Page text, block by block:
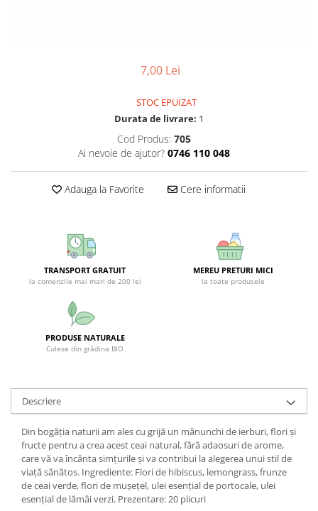
SUPLIMENTE SOMN DEPRESIE
SUPLIMENTE COLESTEROL
SUPLIMENTE RĂCEALĂ- APARAT
RESPIRATOR ANTIVIRAL
SUPLIMENTE ANTIOXIDANȚI-
ANTITUMORAL
SUPLIMENTE URO-GENITAL
ANTIPARAZITARE
SUPLIMENTE STOMAC- DIGESTIE-
COLON
COSMETICE FAȚĂ
CREME CORP-MASAJ-MAINI -
CALCAIE
ULEIURI
CEAIURI
GEMODERIVATE
CREME AFECTIUNI PIELE
SUPOZITOARE
TINCTURI
7,00 Lei
STOC EPUIZAT
Durata de livrare: 1
Cod Produs: 705
Ai nevoie de ajutor? 0746 110 048
Adauga la Favorite Cere informatii
TRANSPORT GRATUIT
la comenzile mai mari de 200 lei
MEREU PRETURI MICI
la toate produsele
PRODUSE NATURALE
Culese din grădina BIO
Descriere
Din bogăția naturii am ales cu grijă un mănunchi de ierburi, flori și
fructe pentru a crea acest ceai natural, fără adaosuri de arome,
care vă va încânta simțurile și va contribui la alegerea unui stil de
viață sănătos. Ingrediente: Flori de hibiscus, lemongrass, frunze
de ceai verde, flori de mușețel, ulei esențial de portocale, ulei
esențial de lămâi verzi. Prezentare: 20 plicuri